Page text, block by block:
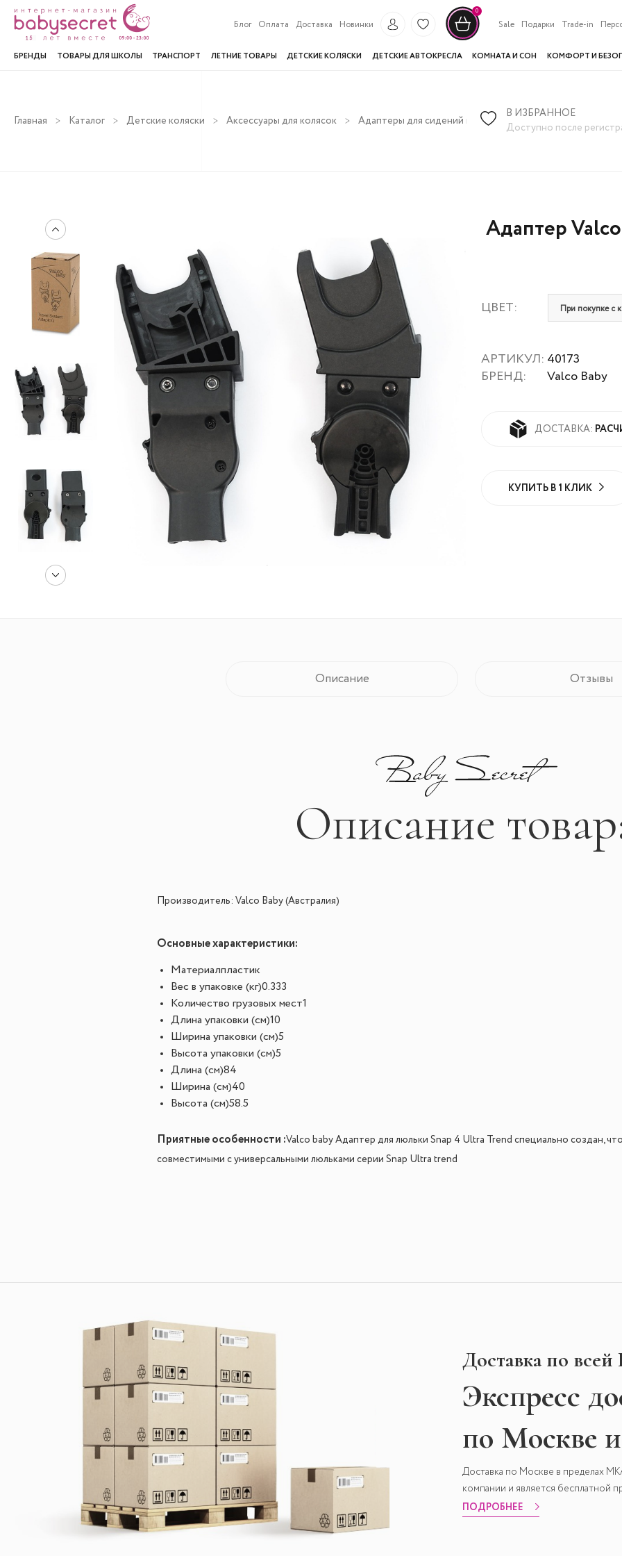
Блог Оплата Доставка Новинки
0
Sale Подарки Trade-in
БРЕНДЫ ТОВАРЫ ДЛЯ ШКОЛЫ ТРАНСПОРТ ЛЕТНИЕ ТОВАРЫ ДЕТСКИЕ КОЛЯСКИ ДЕТСКИЕ АВТОКРЕСЛА КОМНАТА И СОН КОМФОРТ И
Главная Каталог Детские коляски Аксессуары для колясок Адаптеры для сидений и люлек
В ИЗБРАННОЕ
Доступно после
Адаптер
ЦВЕТ: При покупке с
АРТИКУЛ:
БРЕНД:
40173
Valco Baby
ДОСТАВКА:
КУПИТЬ В 1 КЛИК
Описание Отзывы
Описание
Производитель: Valco Baby (Австралия)
Основные характеристики:
Материалпластик
Вес в упаковке (кг)0.333
Количество грузовых мест1
Длина упаковки (см)10
Ширина упаковки (см)5
Высота упаковки (см)5
Длина (см)84
Ширина (см)40
Высота (см)58.5
Приятные особенности :Valco baby Адаптер для люльки Snap 4 Ultra Trend специально создан,
совместимыми с универсальными люльками серии Snap Ultra trend
Доставка по
Экспресс
по Москве
Доставка по Москве в пределах
компании и является бесплатной
ПОДРОБНЕЕ